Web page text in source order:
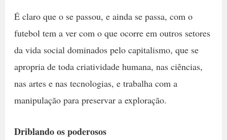
É claro que o se passou, e ainda se passa, com o
futebol tem a ver com o que ocorre em outros setores
da vida social dominados pelo capitalismo, que se
apropria de toda criatividade humana, nas ciências,
nas artes e nas tecnologias, e trabalha com a
manipulação para preservar a exploração.
Driblando os poderosos